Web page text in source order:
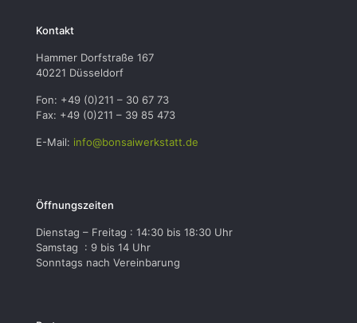
Kontakt
Hammer Dorfstraße 167
40221 Düsseldorf
Fon: +49 (0)211 – 30 67 73
Fax: +49 (0)211 – 39 85 473
E-Mail: info@bonsaiwerkstatt.de
Öffnungszeiten
Dienstag – Freitag : 14:30 bis 18:30 Uhr
Samstag : 9 bis 14 Uhr
Sonntags nach Vereinbarung